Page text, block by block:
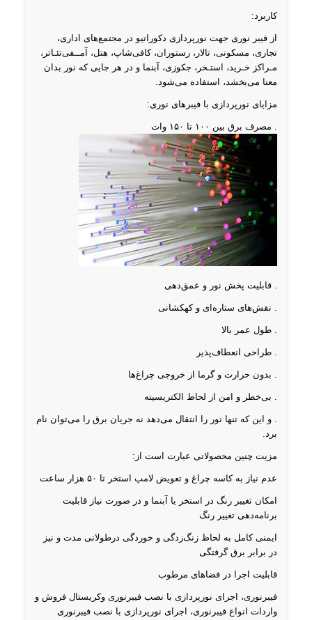
کاربرد:
از فیبر نوری جهت نورپردازی دکوراتیو در مجتمع‌های اداری،
تجاری، مسکونی، تالار، رستوران، کافی‌شاپ، هتل‌، آمــفی‌تئـاتر،
مـراکز خـرید، استـخر، جکوزی، آبنما و در هر جایی که نور بدان
معنا می‌بخشد، استفاده می‌شود.
مزایای نورپردازی با فیبرهای نوری:
. مصرف برق بین ۱۰۰ تا ۱۵۰ وات
. قابلیت پخش نور و عمق‌دهی
. نقش‌های ستاره‌ای و کهکشانی
. طول عمر بالا
. طراحی انعطاف‌پذیر
. بدون حرارت و گرما از خروجی چراغ‌ها
. بی‌خطر و امن از لحاظ الکتریسیته
. و این که تنها نور را انتقال می‌دهد نه جریان برق را می‌توان نام
برد.
مزیت چنین محصولاتی عبارت است از:
عدم نیاز به کاسه چراغ و تعویض لامپ استخر تا ۵۰ هزار ساعت
امکان تغییر رنگ در استخر یا آبنما و در صورت نیاز قابلیت
برنامه‌دهی تغییر رنگ
ایمنی کامل به لحاظ زنگ‌زدگی و خوردگی درطولانی مدت و نیز
در برابر برق گرفتگی
قابلیت اجرا در فضاهای مرطوب
فیبرنوری، اجرای نورپردازی با نصب فیبرنوری وکریستال فروش و
واردات انواع فیبرنوری، اجرای نورپردازی با نصب فیبرنوری